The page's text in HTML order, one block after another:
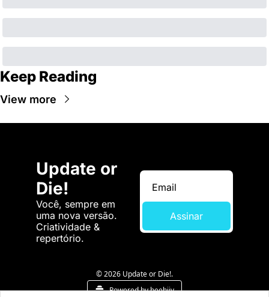
Keep Reading
View more
Update or
Die!
Você, sempre em
uma nova versão.
Criatividade &
repertório.
Assinar
© 2026 Update or Die!.
Powered by beehiiv